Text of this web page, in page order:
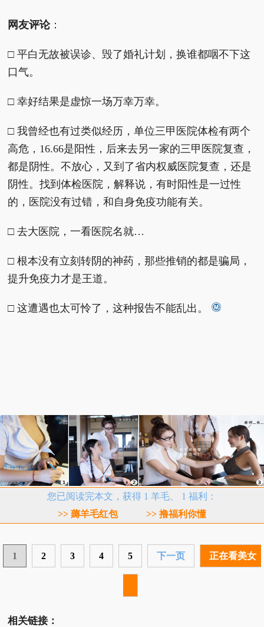
网友评论：
□ 平白无故被误诊、毁了婚礼计划，换谁都咽不下这
口气。
□ 幸好结果是虚惊一场万幸万幸。
□ 我曾经也有过类似经历，单位三甲医院体检有两个
高危，16.66是阳性，后来去另一家的三甲医院复查，
都是阴性。不放心，又到了省内权威医院复查，还是
阴性。找到体检医院，解释说，有时阳性是一过性
的，医院没有过错，和自身免疫功能有关。
□ 去大医院，一看医院名就…
□ 根本没有立刻转阴的神药，那些推销的都是骗局，
提升免疫力才是王道。
□ 这遭遇也太可怜了，这种报告不能乱出。
您已阅读完本文，获得 1 羊毛、 1 福利：
>> 薅羊毛红包
>> 撸福利你懂
1 2 3 4 5 下一页 正在看美女
相关链接：